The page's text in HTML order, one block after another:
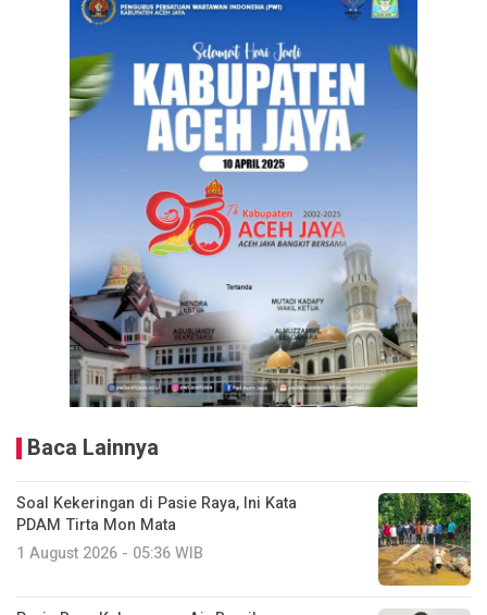
Baca Lainnya
Soal Kekeringan di Pasie Raya, Ini Kata
PDAM Tirta Mon Mata
1 August 2026 - 05:36 WIB